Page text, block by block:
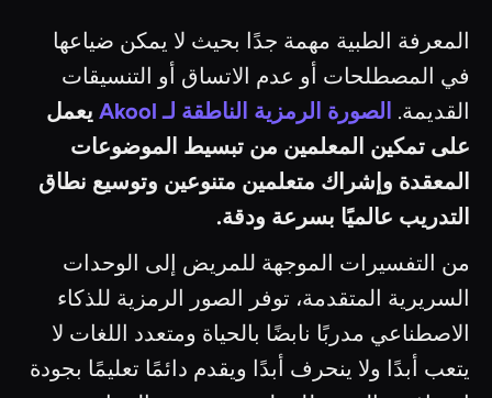
المعرفة الطبية مهمة جدًا بحيث لا يمكن ضياعها
في المصطلحات أو عدم الاتساق أو التنسيقات
القديمة. الصورة الرمزية الناطقة لـ Akool
يعمل
على تمكين المعلمين من تبسيط الموضوعات
المعقدة وإشراك متعلمين متنوعين وتوسيع نطاق
التدريب عالميًا بسرعة ودقة.
من التفسيرات الموجهة للمريض إلى الوحدات
السريرية المتقدمة، توفر الصور الرمزية للذكاء
الاصطناعي مدربًا نابضًا بالحياة ومتعدد اللغات لا
يتعب أبدًا ولا ينحرف أبدًا ويقدم دائمًا تعليمًا بجودة